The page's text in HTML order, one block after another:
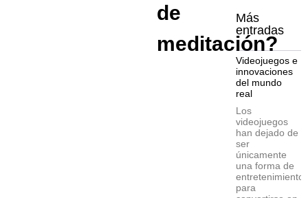
de
meditación?
Más
entradas
Videojuegos e
innovaciones
del mundo
real
Los
videojuegos
han dejado de
ser
únicamente
una forma de
entretenimiento
para